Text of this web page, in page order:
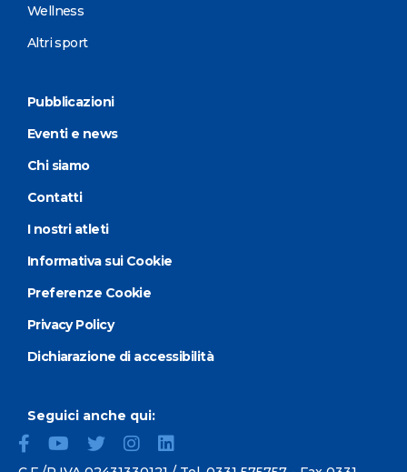
Wellness
Altri sport
Pubblicazioni
Eventi e news
Chi siamo
Contatti
I nostri atleti
Informativa sui Cookie
Preferenze Cookie
Privacy Policy
Dichiarazione di accessibilità
Seguici anche qui: